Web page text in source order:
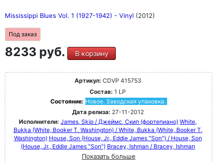
Mississippi Blues Vol. 1 (1927-1942) - Vinyl (2012)
Под заказ
8233 руб. В корзину
Артикул: CDVP 415753
Состав: 1 LP
Состояние: Новое. Заводская упаковка.
Дата релиза: 27-11-2012
Исполнители: James, Skip / Джеймс, Скип (фортепиано) White,
Bukka (White, Booker T. Washington) / White, Bukka (White, Booker T.
Washington) House, Son (House, Jr., Eddie James "Son") / House, Son
(House, Jr., Eddie James "Son") Bracey, Ishman / Bracey, Ishman
Показать больше